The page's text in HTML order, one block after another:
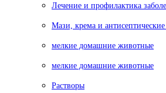
Лечение и профилактика
Мази, крема и
мелкие домашние животные
мелкие домашние животные
Растворы